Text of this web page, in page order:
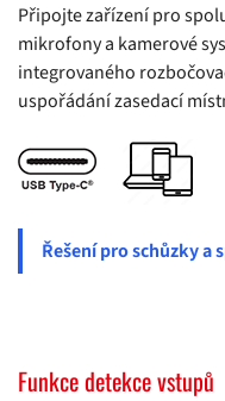
Připojte zařízení pro
mikrofony a kamerové
integrovaného
uspořádání zasedací
Řešení pro schůzky a
Funkce detekce vstupů